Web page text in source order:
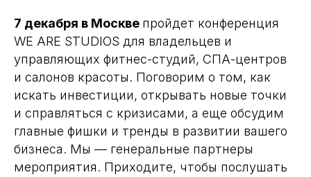
7 декабря в Москве пройдет конференция
WE ARE STUDIOS для владельцев и
управляющих фитнес-студий, СПА-центров
и салонов красоты. Поговорим о том, как
искать инвестиции, открывать новые точки
и справляться с кризисами, а еще обсудим
главные фишки и тренды в развитии вашего
бизнеса. Мы — генеральные партнеры
мероприятия. Приходите, чтобы послушать